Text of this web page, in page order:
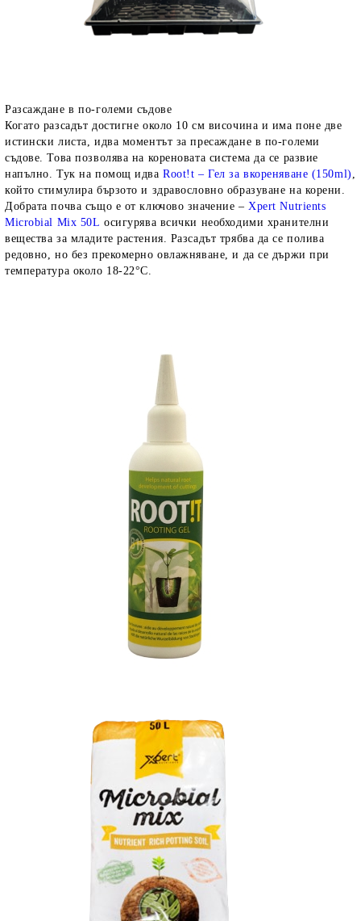
Разсаждане в по-големи съдове
Когато разсадът достигне около 10 см височина и има поне две
истински листа, идва моментът за пресаждане в по-големи
съдове. Това позволява на кореновата система да се развие
напълно. Тук на помощ идваRoot!t – Гел за вкореняване (150ml) ,
който стимулира бързото и здравословно образуване на корени.
Добрата почва също е от ключово значение –Xpert Nutrients
Microbial Mix 50L осигурява всички необходими хранителни
вещества за младите растения. Разсадът трябва да се полива
редовно, но без прекомерно овлажняване, и да се държи при
температура около 18-22°C.